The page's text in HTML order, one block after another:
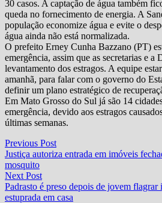
30 casos. A captação de água também
queda no fornecimento de energia. A
população economize água e evite o
água ainda não está normalizada.
O prefeito Erney Cunha Bazzano (PT)
emergência, assim que as secretarias e
levantamento dos estragos. A equipe
amanhã, para falar com o governo do
definir um plano estratégico de
Em Mato Grosso do Sul já são 14
emergência, devido aos estragos
últimas semanas.
Navegação
de
Post
Previous PostPrevious
post:
Justiça autoriza entrada em imóveis
mosquito
Next PostNext
post:
Padrasto é preso depois de jovem flagrar
estuprada em casa